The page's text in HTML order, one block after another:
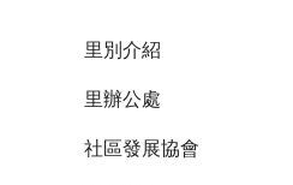
里別介紹
里辦公處
社區發展協會